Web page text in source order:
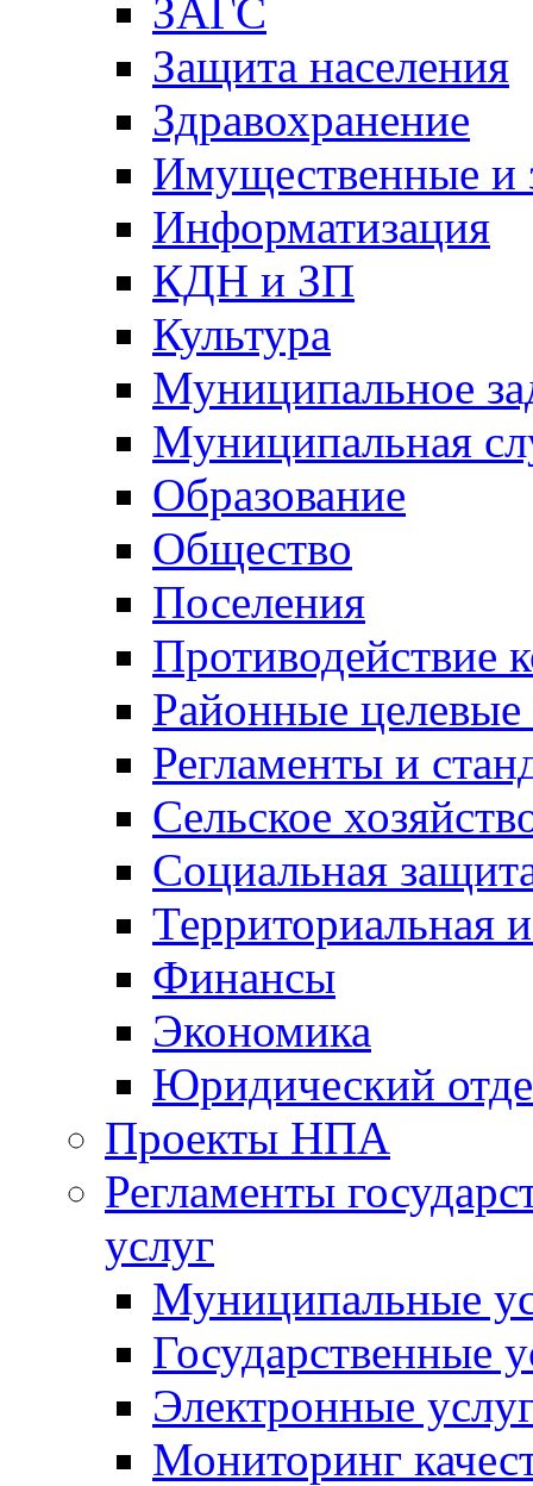
ЗАГС
Защита населения
Здравохранение
Имущественные и
Информатизация
КДН и ЗП
Культура
Муниципальное
Муниципальная
Образование
Общество
Поселения
Противодействие
Районные
Регламенты и
Сельское
Социальная
Территориальная
Финансы
Экономика
Юридический
Проекты НПА
Регламенты
услуг
Муниципальные
Государственные
Электронные
Мониторинг